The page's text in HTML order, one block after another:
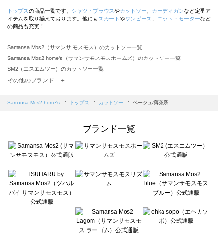
トップスの商品一覧です。 シャツ・ブラウスやカットソー カーディガンなど定番ア
イテムを取り揃えております。他にも スカート やワンピース ニット・セーターなど
の商品も充実！
Samansa Mos2（サマンサ モスモス）のカットソー一覧
Samansa Mos2 home's（サマンサモスモスホームズ）のカットソー一覧
SM2（エスエムツー）のカットソー一覧
TSUHARU by Samansa Mos2（ツハルバイサマンサモスモス）のカットソー一覧
Samansa Mos2 blue（サマンサモスモス ブルー）のカットソー一覧
sō4ū（ソウフォーユー）のカットソー一覧
Te chichi（テチチ）のカットソー一覧
Te chichi CLASSIC（テチチ クラシック）のカットソー一覧
Lugnoncure（ルノンキュール）のカットソー一覧
BETTY'S BLUE（べティーズブルー）のカットソー一覧
Wpc.（ワールドパーティー）のカットソー一覧
その他のブランド ＋
Samansa Mos2 home's トップス カットソー ベージュ/薄茶系
ブランド一覧